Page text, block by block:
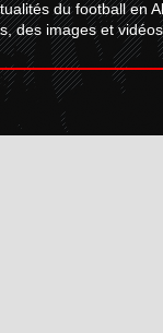
du football en
des images et